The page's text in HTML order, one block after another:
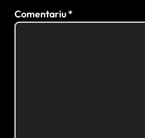
Comentariu*